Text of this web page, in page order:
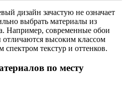
дизайн зачастую не означает
выбрать материалы из
Например, современные обои
отличаются высоким классом
текстур и оттенков.
по месту